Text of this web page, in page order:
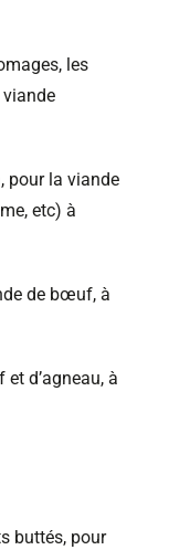
les
pour la viande
etc) à
de bœuf, à
d’agneau, à
buttés, pour